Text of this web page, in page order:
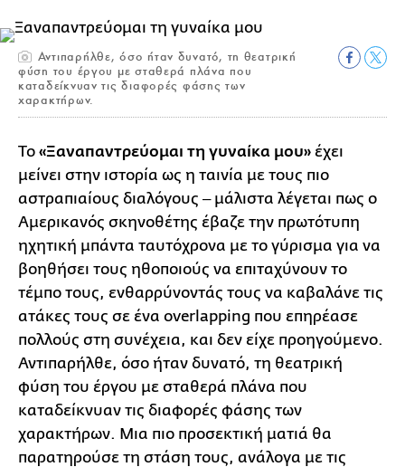
Αντιπαρήλθε, όσο ήταν δυνατό, τη θεατρική
φύση του έργου με σταθερά πλάνα που
καταδείκνυαν τις διαφορές φάσης των
χαρακτήρων.
Το «Ξαναπαντρεύομαι τη γυναίκα μου» έχει
μείνει στην ιστορία ως η ταινία με τους πιο
αστραπιαίους διαλόγους ‒ μάλιστα λέγεται πως ο
Αμερικανός σκηνοθέτης έβαζε την πρωτότυπη
ηχητική μπάντα ταυτόχρονα με το γύρισμα για να
βοηθήσει τους ηθοποιούς να επιταχύνουν το
τέμπο τους, ενθαρρύνοντάς τους να καβαλάνε τις
ατάκες τους σε ένα overlapping που επηρέασε
πολλούς στη συνέχεια, και δεν είχε προηγούμενο.
Αντιπαρήλθε, όσο ήταν δυνατό, τη θεατρική
φύση του έργου με σταθερά πλάνα που
καταδείκνυαν τις διαφορές φάσης των
χαρακτήρων. Μια πιο προσεκτική ματιά θα
παρατηρούσε τη στάση τους, ανάλογα με τις